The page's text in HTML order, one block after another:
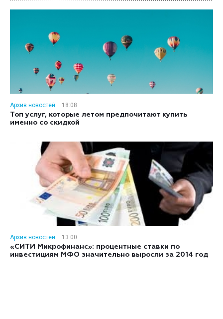
Архив новостей
18:08
Топ услуг, которые летом предпочитают купить
именно со скидкой
Архив новостей
13:00
«СИТИ Микрофинанс»: процентные ставки по
инвестициям МФО значительно выросли за 2014 год